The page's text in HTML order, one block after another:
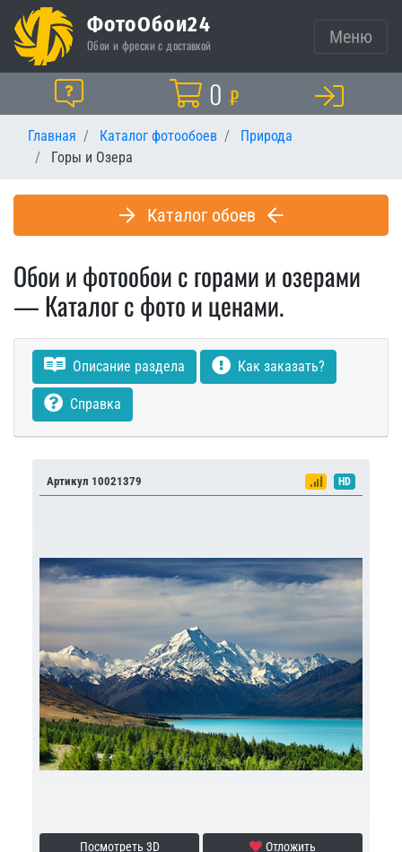
ФотоОбои24
Обои и фрески с доставкой Меню
Помощь Корзина
0 ₽
Главная Каталог фотообоев
Природа
Горы и Озера
Каталог обоев
Обои и фотообои с горами и озерами
— Каталог с фото и ценами.
Описание раздела Как заказать?
Справка
Артикул 10021379 HD
Посмотреть 3D Отложить